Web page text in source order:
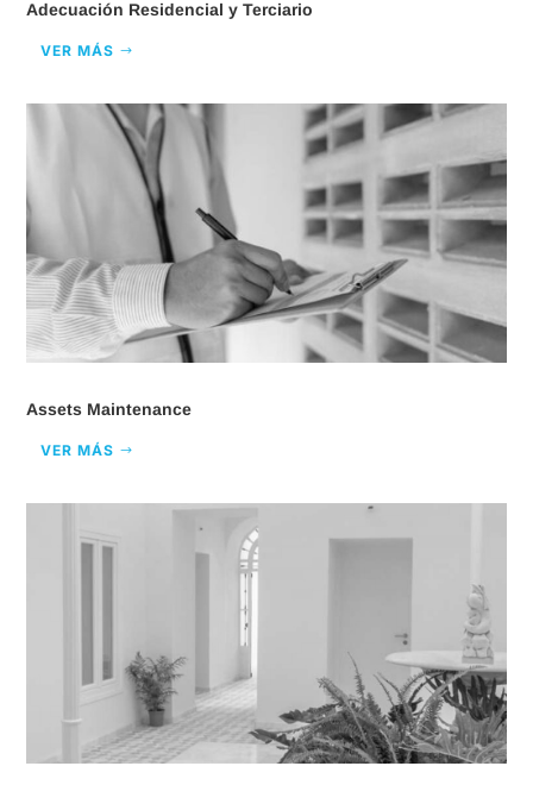
Adecuación Residencial y Terciario
VER MÁS
Assets Maintenance
VER MÁS